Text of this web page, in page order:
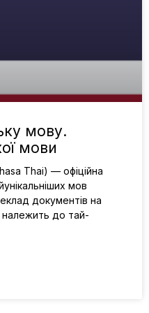
мову.
мови
Thai) — офіційна
мов
документів на
належить до тай-